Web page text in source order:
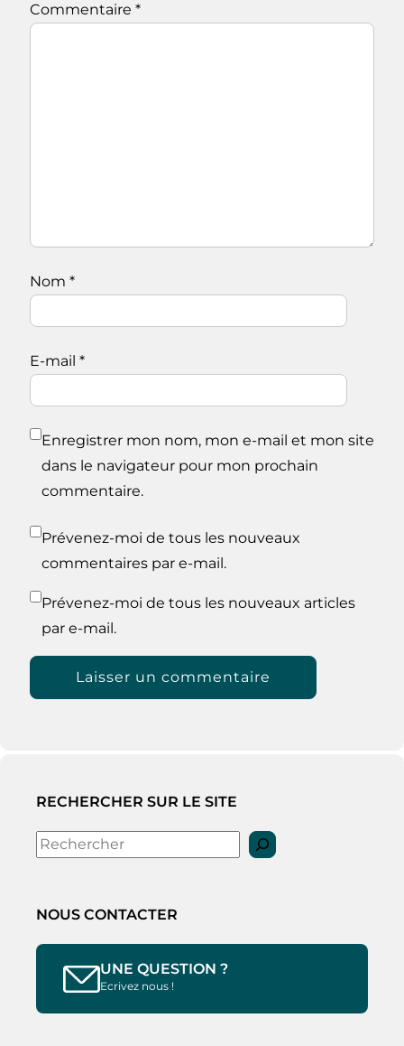
Commentaire *
Nom *
E-mail *
Enregistrer mon nom, mon e-mail et mon site
dans le navigateur pour mon prochain
commentaire.
Prévenez-moi de tous les nouveaux
commentaires par e-mail.
Prévenez-moi de tous les nouveaux articles
par e-mail.
RECHERCHER SUR LE SITE
Rechercher
NOUS CONTACTER
UNE QUESTION ?
Ecrivez nous !